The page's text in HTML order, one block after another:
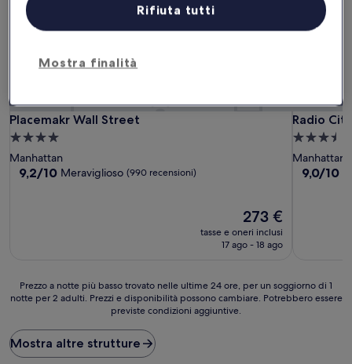
Placemakr Wall Street
Placemakr Wall Street
Struttura
a
4.0
Manhattan
9.2
9,2/10 Meraviglioso (990 recensioni)
Il
prezzo
attuale
273 €
tasse e oneri inclusi
17 ago - 18 ago
Radio
Radio
Struttura
a
3.5
Manhattan
9.0
9,0/10
Prezzo
a
più
basso
trovato
Prezzo a notte più basso trovato nelle ultime 24 ore, per un soggiorno di 1
notte per 2 adulti. Prezzi e disponibilità possono cambiare. Potrebbero essere
previste condizioni aggiuntive.
Mostra altre strutture
Mostra finalità
Rifiuta tutti